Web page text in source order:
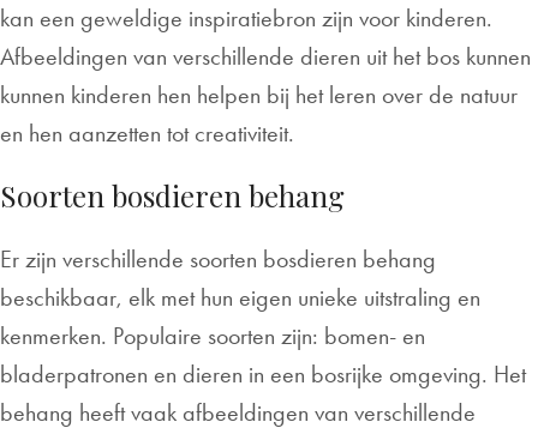
kan een geweldige inspiratiebron zijn voor kinderen.
Afbeeldingen van verschillende dieren uit het bos kunnen
kunnen kinderen hen helpen bij het leren over de natuur
en hen aanzetten tot creativiteit.
Soorten bosdieren behang
Er zijn verschillende soorten bosdieren behang
beschikbaar, elk met hun eigen unieke uitstraling en
kenmerken. Populaire soorten zijn: bomen- en
bladerpatronen en dieren in een bosrijke omgeving. Het
behang heeft vaak afbeeldingen van verschillende